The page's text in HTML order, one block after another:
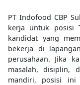
PT Indofood CBP
kerja untuk posisi
kandidat yang
bekerja di
perusahaan. Jika
masalah, disiplin,
mandiri, posisi ini